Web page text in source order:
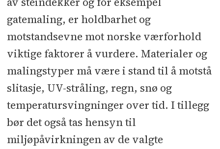
gatemaling, er holdbarhet og
motstandsevne mot norske værforhold
viktige faktorer å vurdere. Materialer og
malingstyper må være i stand til å motstå
slitasje, UV-stråling, regn, snø og
temperatursvingninger over tid. I tillegg
bør det også tas hensyn til
miljøpåvirkningen av de valgte